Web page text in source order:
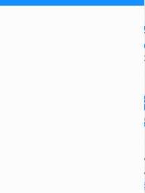
公
微
在